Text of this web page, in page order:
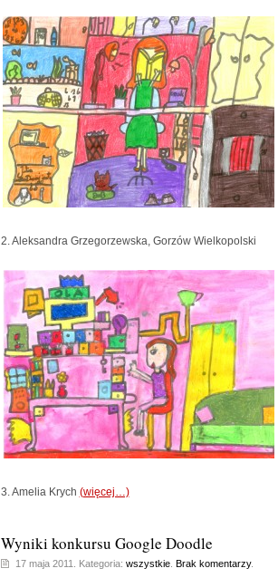
2. Aleksandra Grzegorzewska, Gorzów Wielkopolski
3. Amelia Krych (więcej…)
Wyniki konkursu Google Doodle
17 maja 2011. Kategoria: wszystkie. Brak komentarzy.